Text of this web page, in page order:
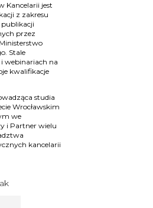
Kancelarii jest
z zakresu
przez
Stale
webinariach na
kwalifikacje
studia
Wrocławskim
we
i Partner wielu
kancelarii